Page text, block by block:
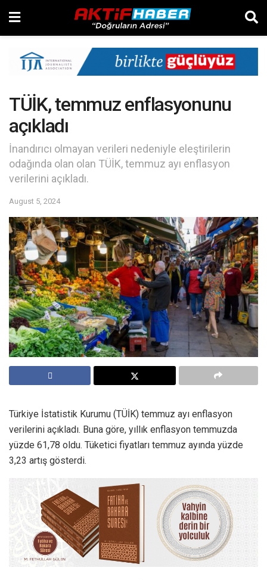
TÜİK, temmuz enflasyonunu
açıkladı
İnandırıcı olmayan verileri nedeniyle eleştirilerin
odağında olan olan TÜİK, temmuz ayı enflasyon
verilerini açıkladı.
August 5, 2024
Türkiye İstatistik Kurumu (TÜİK) temmuz ayı enflasyon
verilerini açıkladı. Buna göre, yıllık enflasyon temmuzda
yüzde 61,78 oldu. Tüketici fiyatları temmuz ayında yüzde
3,23 artış gösterdi.